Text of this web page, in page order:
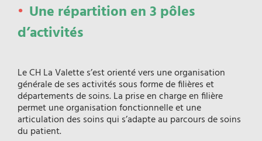
Une répartition en 3 pôles
d’activités
Le CH La Valette s’est orienté vers une organisation
générale de ses activités sous forme de filières et
départements de soins. La prise en charge en filière
permet une organisation fonctionnelle et une
articulation des soins qui s’adapte au parcours de soins
du patient.